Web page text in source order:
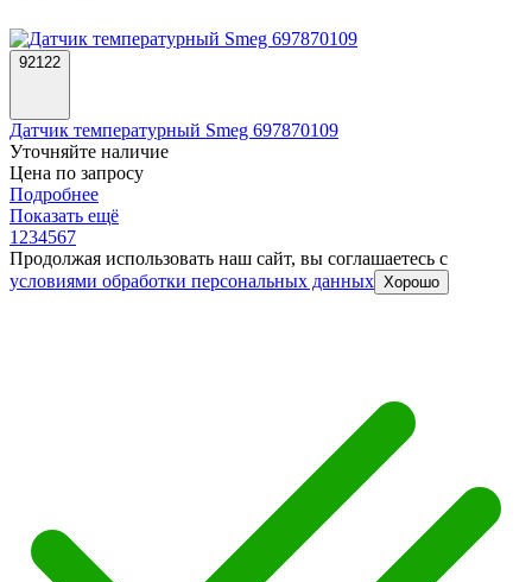
92122
Датчик температурный Smeg 697870109
Уточняйте наличие
Цена по запросу
Подробнее
Показать ещё
1 234567
Продолжая использовать наш сайт, вы соглашаетесь c
условиями обработки персональных данных Хорошо